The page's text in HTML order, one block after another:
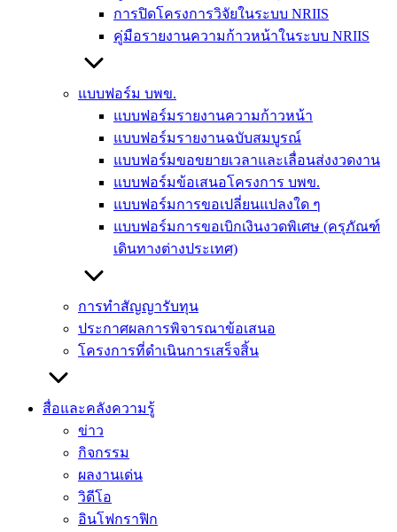
การปิดโครงการวิจัยในระบบ NRIIS
คู่มือรายงานความก้าวหน้าในระบบ NRIIS
แบบฟอร์ม บพข.
แบบฟอร์มรายงานความก้าวหน้า
แบบฟอร์มรายงานฉบับสมบูรณ์
แบบฟอร์มขอขยายเวลาและเลื่อนส่งงวดงาน
แบบฟอร์มข้อเสนอโครงการ บพข.
แบบฟอร์มการขอเปลี่ยนแปลงใด ๆ
แบบฟอร์มการขอเบิกเงินงวดพิเศษ (ครุภัณฑ์
เดินทางต่างประเทศ)
การทำสัญญารับทุน
ประกาศผลการพิจารณาข้อเสนอ
โครงการที่ดำเนินการเสร็จสิ้น
สื่อและคลังความรู้
ข่าว
กิจกรรม
ผลงานเด่น
วิดีโอ
อินโฟกราฟิก